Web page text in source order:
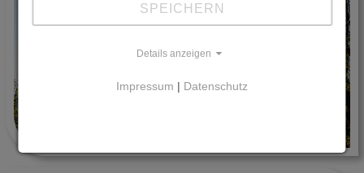
SPEICHERN
Details anzeigen
Impressum | Datenschutz